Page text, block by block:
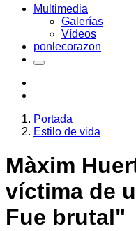
Multimedia
Galerías
Vídeos
ponlecorazon
Portada
Estilo de vida
Màxim
víctima de
Fue brutal"